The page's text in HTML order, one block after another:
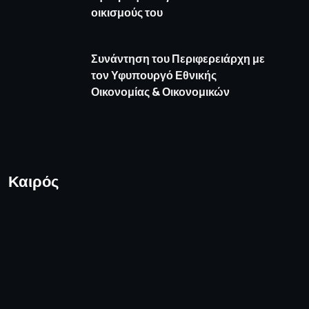
οικισμούς του
Συνάντηση του Περιφερειάρχη με
τον Υφυπουργό Εθνικής
Οικονομίας & Οικονομικών
Καιρός